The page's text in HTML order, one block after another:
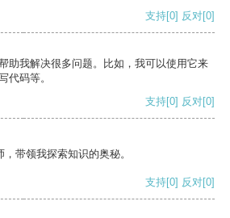
支持[0] 反对[0]
助我解决很多问题。比如，我可以使用它来
代码等。
支持[0] 反对[0]
带领我探索知识的奥秘。
支持[0] 反对[0]